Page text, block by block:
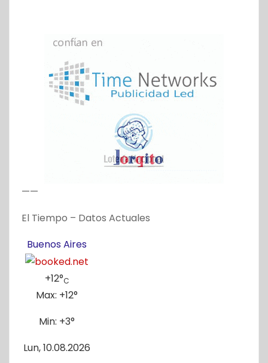
——
El Tiempo – Datos Actuales
Buenos Aires
+12°C
Max: +12°
Min: +3°
Lun, 10.08.2026